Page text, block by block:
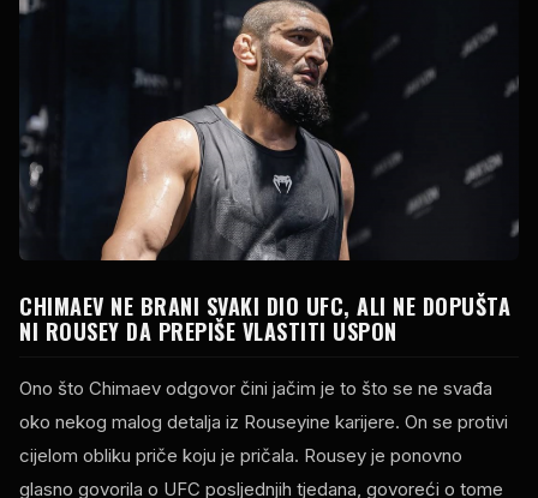
CHIMAEV NE BRANI SVAKI DIO UFC, ALI NE DOPUŠTA
NI ROUSEY DA PREPIŠE VLASTITI USPON
Ono što Chimaev odgovor čini jačim je to što se ne svađa
oko nekog malog detalja iz Rouseyine karijere. On se protivi
cijelom obliku priče koju je pričala. Rousey je ponovno
glasno govorila o UFC posljednjih tjedana, govoreći o tome